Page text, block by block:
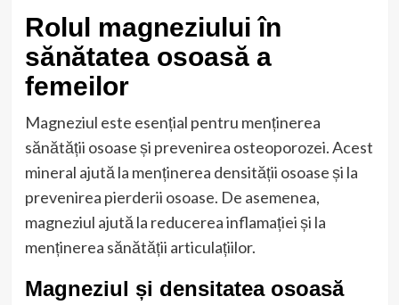
Rolul magneziului în
sănătatea osoasă a
femeilor
Magneziul este esențial pentru menținerea
sănătății osoase și prevenirea osteoporozei. Acest
mineral ajută la menținerea densității osoase și la
prevenirea pierderii osoase. De asemenea,
magneziul ajută la reducerea inflamației și la
menținerea sănătății articulațiilor.
Magneziul și densitatea osoasă